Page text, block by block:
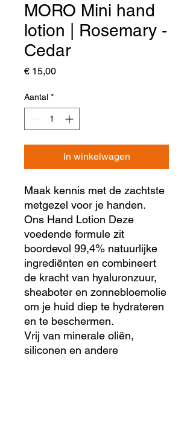
MORO Mini hand
lotion | Rosemary -
Cedar
€ 15,00Prijs
Aantal *
In winkelwagen
Maak kennis met de zachtste
metgezel voor je handen.
Ons Hand Lotion Deze
voedende formule zit
boordevol 99,4% natuurlijke
ingrediënten en combineert
de kracht van hyaluronzuur,
sheaboter en zonnebloemolie
om je huid diep te hydrateren
en te beschermen.
Vrij van minerale oliën,
siliconen en andere